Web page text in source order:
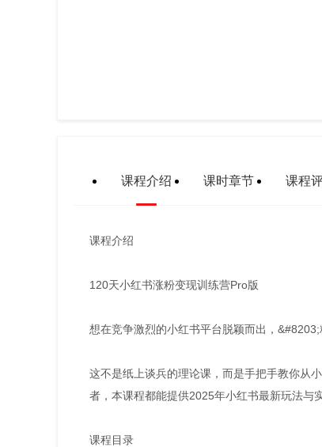
课程介绍 课时章节 课程
课程介绍
120天小红书涨粉变现训练营Pro版
想在竞争激烈的小红书平台脱颖而出，
这不是纸上谈兵的理论课，而是手把手教你从
者，本课程都能提供2025年小红书最新玩法与
课程目录